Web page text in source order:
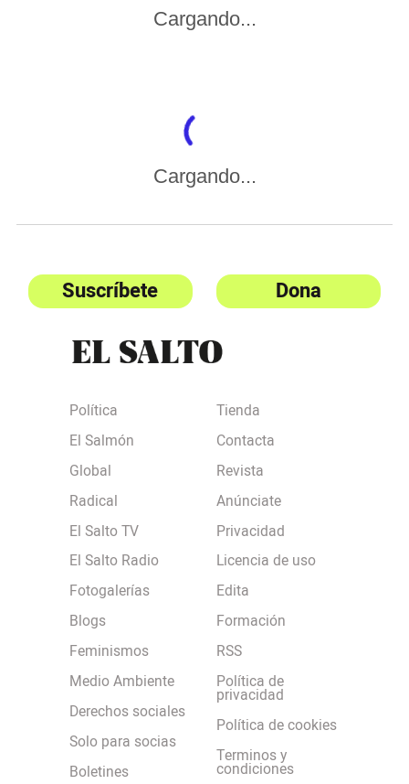
Cargando...
Cargando...
Suscríbete Dona
Política
El Salmón
Global
Radical
El Salto TV
El Salto Radio
Fotogalerías
Blogs
Feminismos
Medio Ambiente
Derechos sociales
Solo para socias
Boletines
Tienda
Contacta
Revista
Anúnciate
Privacidad
Licencia de uso
Edita
Formación
RSS
Política de
privacidad
Política de cookies
Terminos y
condiciones